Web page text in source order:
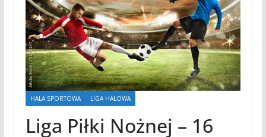
HALA SPORTOWA LIGA HALOWA
Liga Piłki Nożnej – 16